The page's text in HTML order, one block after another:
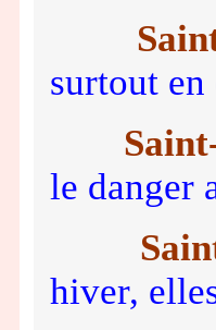
surtout
le danger
hiver,